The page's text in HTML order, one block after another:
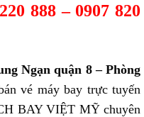
888 – 0907 820
Ngạn quận 8 – Phòng
vé máy bay trực tuyến
BAY VIỆT MỸ chuyên